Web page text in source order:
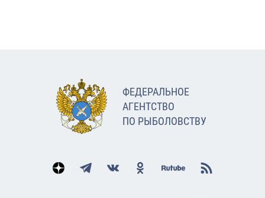
ФЕДЕРАЛЬНОЕ
АГЕНТСТВО
ПО РЫБОЛОВСТВУ